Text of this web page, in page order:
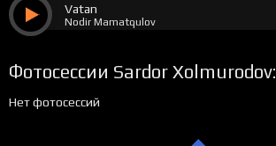
Vatan
Nodir Mamatqulov
Фотосессии Sardor Xolmurodov:
Нет фотосессий